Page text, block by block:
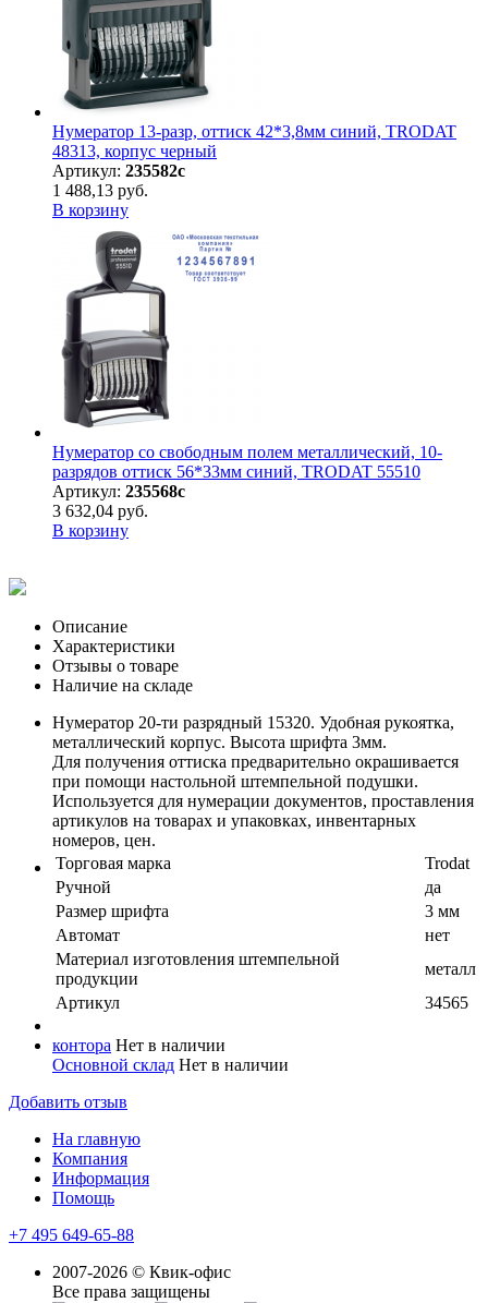
Нумератор 13-разр, оттиск 42*3,8мм синий, TRODAT
48313, корпус черный
Артикул: 235582с
1 488,13 руб.
В корзину
Нумератор со свободным полем металлический, 10-
разрядов оттиск 56*33мм синий, TRODAT 55510
Артикул: 235568с
3 632,04 руб.
В корзину
Описание
Характеристики
Отзывы о товаре
Наличие на складе
Нумератор 20-ти разрядный 15320. Удобная рукоятка,
металлический корпус. Высота шрифта 3мм.
Для получения оттиска предварительно окрашивается
при помощи настольной штемпельной подушки.
Используется для нумерации документов, проставления
артикулов на товарах и упаковках, инвентарных
номеров, цен.
Торговая марка
Trodat
Ручной
да
Размер шрифта
3 мм
Автомат
нет
Материал изготовления штемпельной
продукции
металл
Артикул
34565
контора Нет в наличии
Основной склад Нет в наличии
Добавить отзыв
На главную
Компания
Информация
Помощь
+7 495 649-65-88
2007-2026 © Квик-офис
Все права защищены